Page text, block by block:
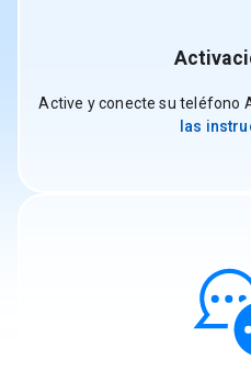
Active y conecte su teléfono
las